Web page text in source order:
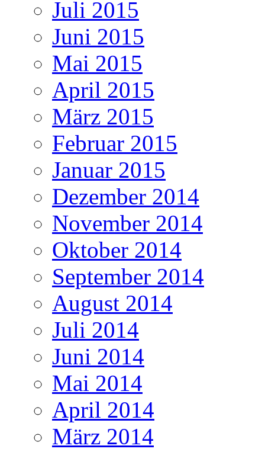
Juli 2015
Juni 2015
Mai 2015
April 2015
März 2015
Februar 2015
Januar 2015
Dezember 2014
November 2014
Oktober 2014
September 2014
August 2014
Juli 2014
Juni 2014
Mai 2014
April 2014
März 2014